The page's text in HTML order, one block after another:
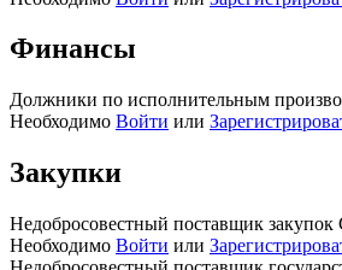
Финансы
Должники по исполнительным
Необходимо Войти или
Закупки
Недобросовестный поставщик
Необходимо Войти или